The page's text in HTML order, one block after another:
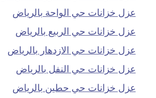
عزل خزانات حي الواحة بالرياض
عزل خزانات حي الربيع بالرياض
عزل خزانات حي الازدهار بالرياض
عزل خزانات حي النفل بالرياض
عزل خزانات حي حطين بالرياض